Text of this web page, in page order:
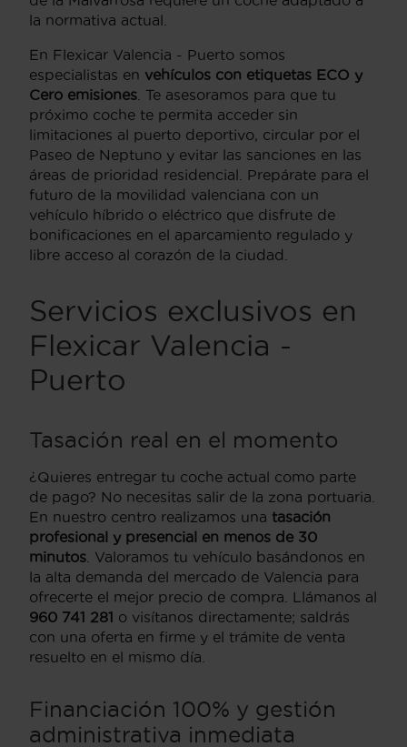
la normativa actual.
En Flexicar Valencia - Puerto somos
especialistas en vehículos con etiquetas ECO y
Cero emisiones . Te asesoramos para que tu
próximo coche te permita acceder sin
limitaciones al puerto deportivo, circular por el
Paseo de Neptuno y evitar las sanciones en las
áreas de prioridad residencial. Prepárate para el
futuro de la movilidad valenciana con un
vehículo híbrido o eléctrico que disfrute de
bonificaciones en el aparcamiento regulado y
libre acceso al corazón de la ciudad.
Servicios exclusivos en
Flexicar Valencia -
Puerto
Tasación real en el momento
¿Quieres entregar tu coche actual como parte
de pago? No necesitas salir de la zona portuaria.
En nuestro centro realizamos una tasación
profesional y presencial en menos de 30
minutos . Valoramos tu vehículo basándonos en
la alta demanda del mercado de Valencia para
ofrecerte el mejor precio de compra. Llámanos al
960 741 281 o visítanos directamente; saldrás
con una oferta en firme y el trámite de venta
resuelto en el mismo día.
Financiación 100% y gestión
administrativa inmediata